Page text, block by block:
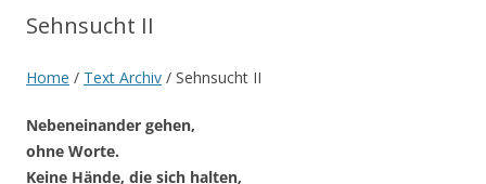
Sehnsucht II
Home / Text Archiv / Sehnsucht II
Nebeneinander gehen,
ohne Worte.
Keine Hände, die sich halten,